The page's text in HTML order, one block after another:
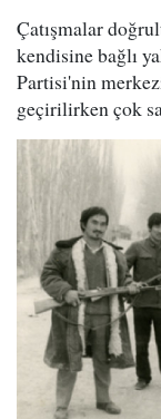
Çatışmalar
kendisine bağlı
Partisi'nin
geçirilirken çok